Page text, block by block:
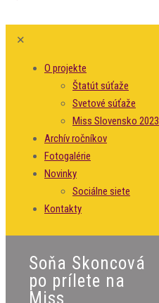
✕
O projekte
Štatút súťaže
Svetové súťaže
Miss Slovensko 2023
Archív ročníkov
Fotogalérie
Novinky
Sociálne siete
Kontakty
Soňa Skoncová
po prílete na
Miss